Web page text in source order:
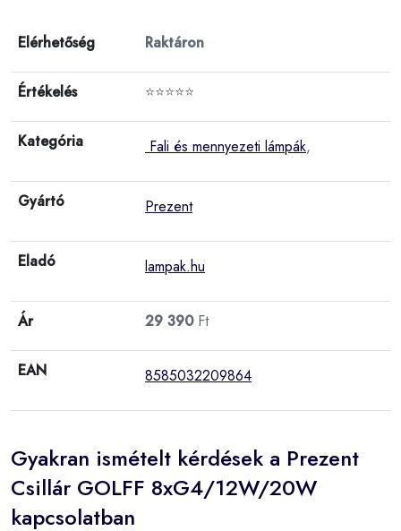
Elérhetőség Raktáron
Értékelés ⭐⭐⭐⭐⭐
Kategória Fali és mennyezeti lámpák,
Gyártó Prezent
Eladó lampak.hu
Ár 29 390Ft
EAN 8585032209864
Gyakran ismételt kérdések a Prezent
Csillár GOLFF 8xG4/12W/20W
kapcsolatban